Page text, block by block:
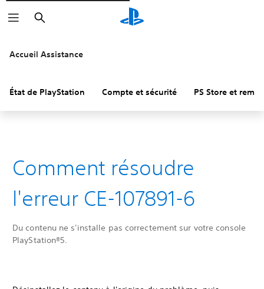
Rechercher
Accueil Assistance
État de PlayStation Compte et sécurité PS Store et
Comment résoudre
l'erreur CE-107891-6
Du contenu ne s'installe pas correctement sur votre console
PlayStation®5.